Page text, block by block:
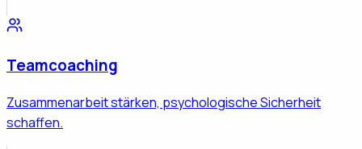
Teamcoaching
Zusammenarbeit stärken, psychologische Sicherheit
schaffen.